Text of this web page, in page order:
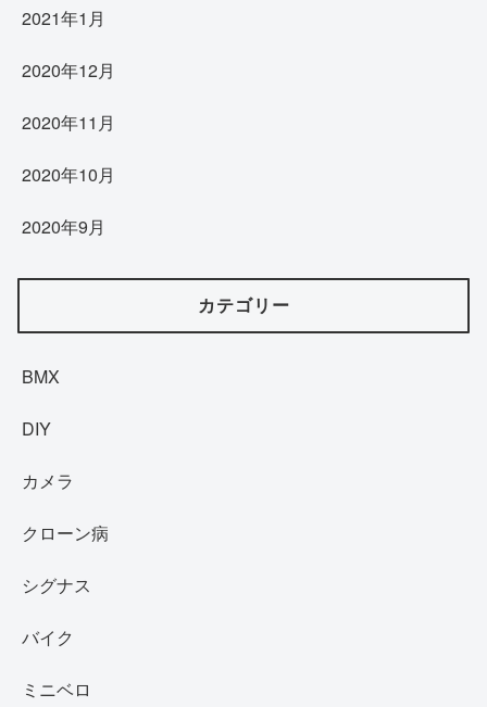
2021年1月
2020年12月
2020年11月
2020年10月
2020年9月
カテゴリー
BMX
DIY
カメラ
クローン病
シグナス
バイク
ミニベロ